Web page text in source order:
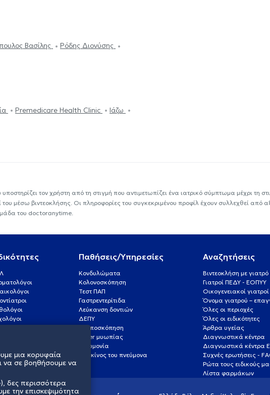
Βασίλης
Ρόδης Διονύσης
Premedicare Health Clinic
Ιάζω
τον χρήστη από τη στιγμή που αντιμετωπίζει ένα ιατρικό σύμπτωμα μέχρι τη
μέσω βιντεοκλήσης. Οι πληροφορίες του συγκεκριμένου προφίλ έχουν συλλεχθεί από
του doctoranytime.
Παθήσεις/Υπηρεσίες
Κονδυλώματα
Κολονοσκόπηση
Τεστ ΠΑΠ
Γαστρεντερίτιδα
Λεύκανση δοντιών
ΔΕΠΥ
Κολποσκόπηση
Laser μυωπίας
Πνευμονία
Καρκίνος του πνεύμονα
Αναζητήσεις
Βιντεοκλήση με
Γιατροί ΠΕΔΥ - ΕΟΠΥΥ
Οικογενειακοί γιατροί
Όνομα γιατρού –
Όλες οι περιοχές
Όλες οι ειδικότητες
Άρθρα υγείας
Διαγνωστικά κέντρα
Διαγνωστικά κέντρα
Συχνές ερωτήσεις -
Ρώτα τους ειδικούς
Λίστα φαρμάκων
μια κορυφαία
να σε βοηθήσουμε να
δες περισσότερα
την επισκεψιμότητα